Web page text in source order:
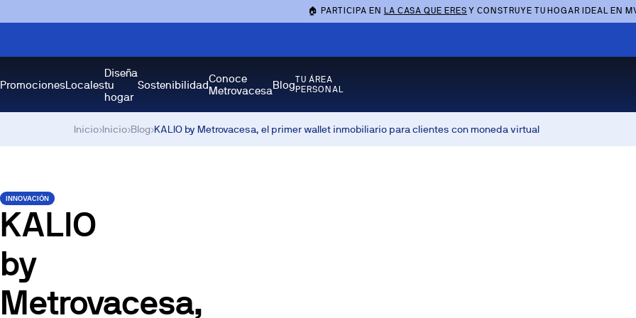
🏠 PARTICIPA EN LA CASA QUE ERES Y CONSTRUYE TU HOGAR IDEAL EN
PromocionesLocales
Diseña
tu
hogar
SostenibilidadConoce
MetrovacesaBlogTU ÁREA
PERSONAL
Inicio›Inicio›Blog›KALIO by Metrovacesa, el primer wallet inmobiliario para clientes con moneda virtual
INNOVACIÓN
KALIO
by
Metrovacesa,